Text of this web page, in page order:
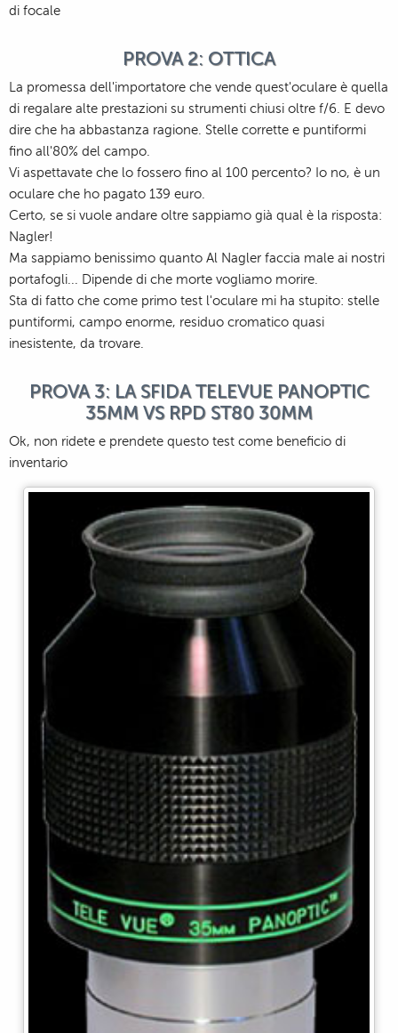
di focale
PROVA 2: OTTICA
La promessa dell'importatore che vende quest'oculare è quella
di regalare alte prestazioni su strumenti chiusi oltre f/6. E devo
dire che ha abbastanza ragione. Stelle corrette e puntiformi
fino all'80% del campo.
Vi aspettavate che lo fossero fino al 100 percento? Io no, è un
oculare che ho pagato 139 euro.
Certo, se si vuole andare oltre sappiamo già qual è la risposta:
Nagler!
Ma sappiamo benissimo quanto Al Nagler faccia male ai nostri
portafogli... Dipende di che morte vogliamo morire.
Sta di fatto che come primo test l'oculare mi ha stupito: stelle
puntiformi, campo enorme, residuo cromatico quasi
inesistente, da trovare.
PROVA 3: LA SFIDA TELEVUE PANOPTIC
35MM VS RPD ST80 30MM
Ok, non ridete e prendete questo test come beneficio di
inventario